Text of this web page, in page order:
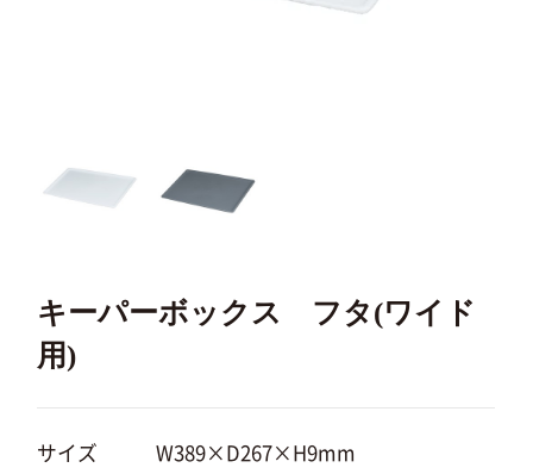
キーパーボックス フタ(ワイド
用)
サイズ W389×D267×H9mm